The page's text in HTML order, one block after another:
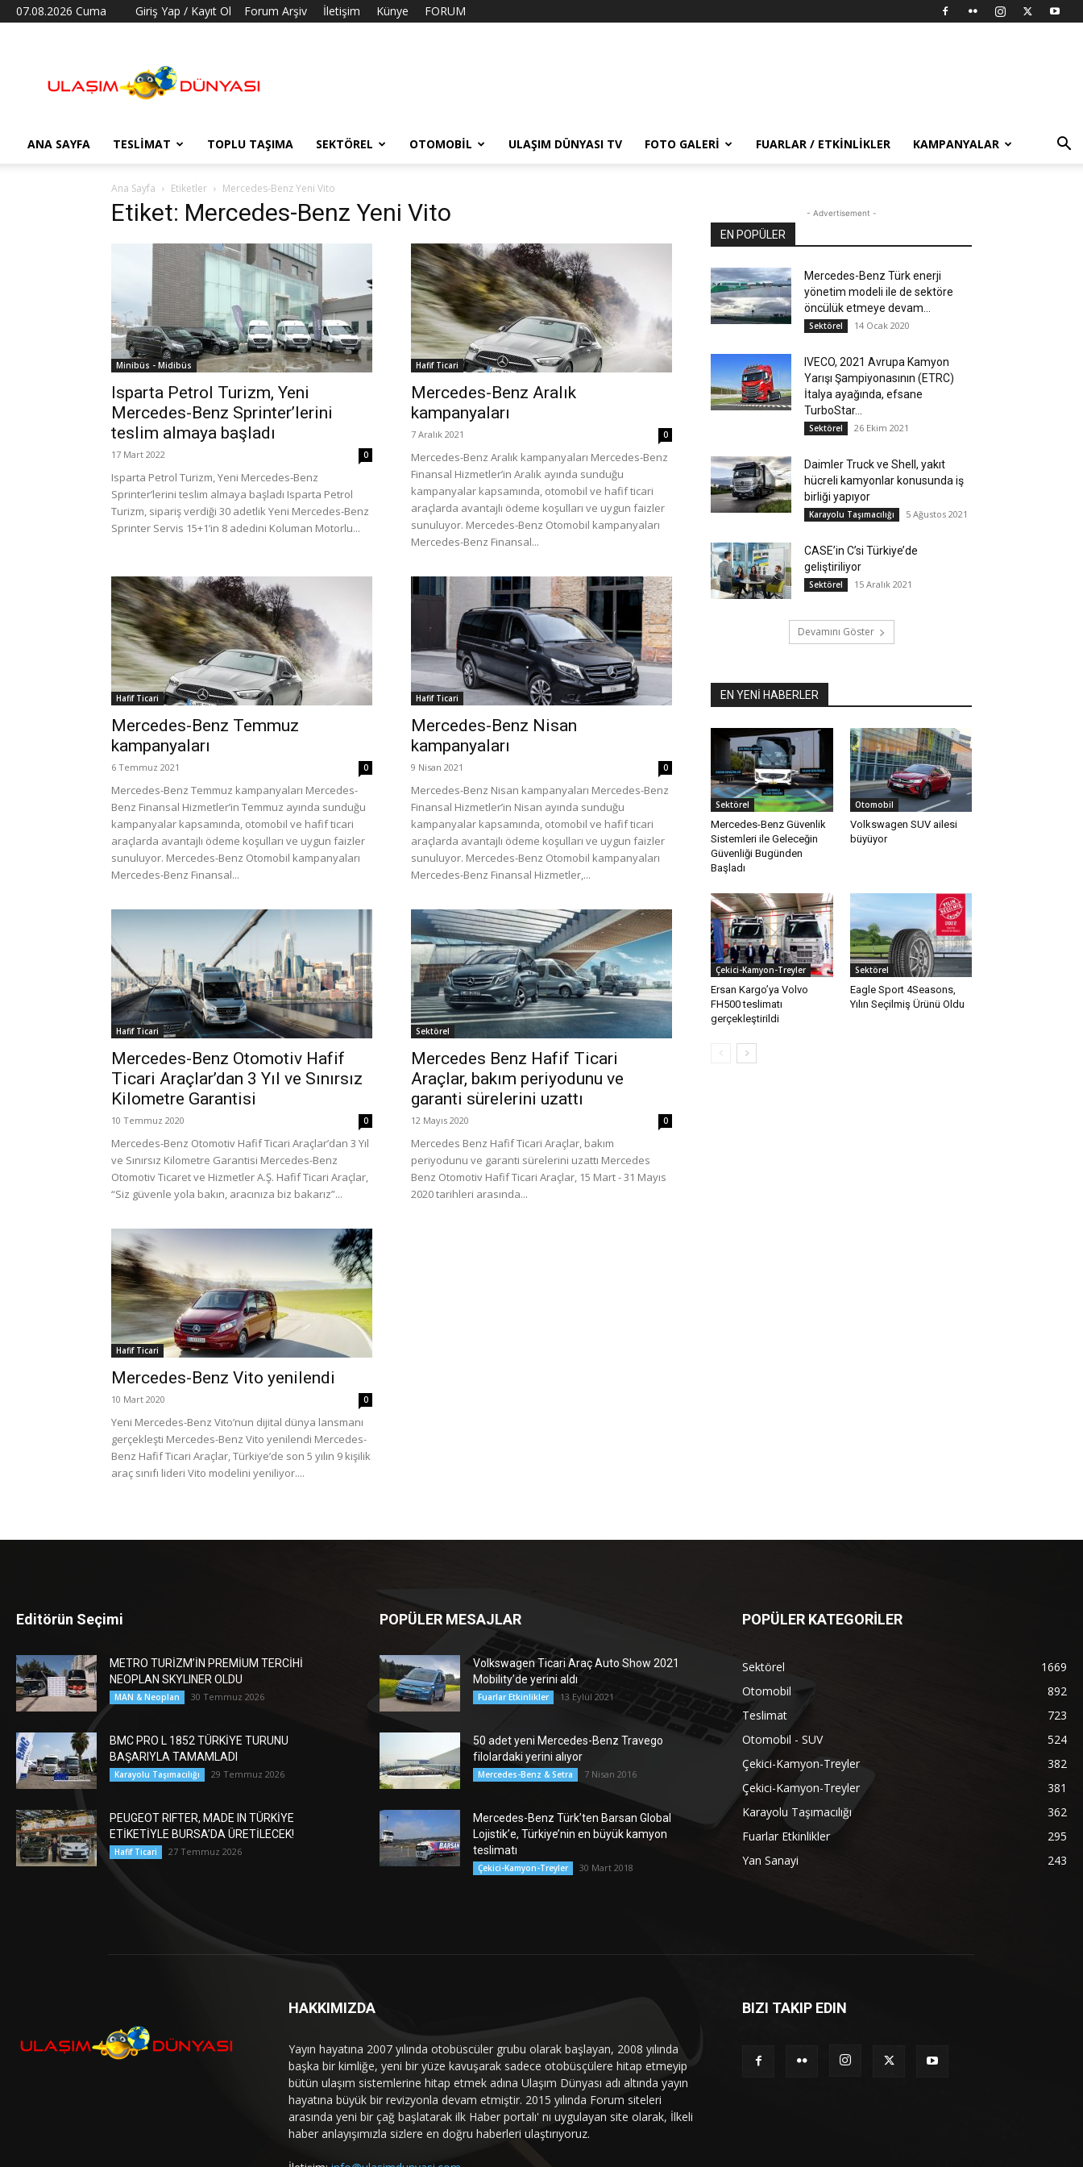
07.08.2026 Cuma Giriş Yap / Kayıt Ol Forum Arşiv İletişim Künye FORUM
Dünyası
ANA SAYFA TESLIMAT TOPLU TAŞIMA SEKTÖREL OTOMOBIL ULAŞIM DÜNYASI TV FOTO GALERI FUARLAR / ETKINLIKLER KAMPANYALAR
Ana Sayfa Etiketler Mercedes-Benz Yeni Vito
Etiket: Mercedes-Benz Yeni Vito
Minibüs - Midibüs
Isparta Petrol Turizm, Yeni
Mercedes-Benz Sprinter’lerini
teslim almaya başladı
17 Mart 2022 0
Isparta Petrol Turizm, Yeni Mercedes-Benz
Sprinter’lerini teslim almaya başladı Isparta Petrol
Turizm, sipariş verdiği 30 adetlik Yeni Mercedes-Benz
Sprinter Servis 15+1’in 8 adedini Koluman Motorlu...
Hafif Ticari
Mercedes-Benz Aralık
kampanyaları
7 Aralık 2021 0
Mercedes-Benz Aralık kampanyaları Mercedes-Benz
Finansal Hizmetler’in Aralık ayında sunduğu
kampanyalar kapsamında, otomobil ve hafif ticari
araçlarda avantajlı ödeme koşulları ve uygun faizler
sunuluyor. Mercedes-Benz Otomobil kampanyaları
Mercedes-Benz Finansal...
Hafif Ticari
Mercedes-Benz Temmuz
kampanyaları
6 Temmuz 2021 0
Mercedes-Benz Temmuz kampanyaları Mercedes-
Benz Finansal Hizmetler’in Temmuz ayında sunduğu
kampanyalar kapsamında, otomobil ve hafif ticari
araçlarda avantajlı ödeme koşulları ve uygun faizler
sunuluyor. Mercedes-Benz Otomobil kampanyaları
Mercedes-Benz Finansal...
Hafif Ticari
Mercedes-Benz Nisan
kampanyaları
9 Nisan 2021 0
Mercedes-Benz Nisan kampanyaları Mercedes-Benz
Finansal Hizmetler’in Nisan ayında sunduğu
kampanyalar kapsamında, otomobil ve hafif ticari
araçlarda avantajlı ödeme koşulları ve uygun faizler
sunuluyor. Mercedes-Benz Otomobil kampanyaları
Mercedes-Benz Finansal Hizmetler,...
Hafif Ticari
Mercedes-Benz Otomotiv Hafif
Ticari Araçlar’dan 3 Yıl ve Sınırsız
Kilometre Garantisi
10 Temmuz 2020 0
Mercedes-Benz Otomotiv Hafif Ticari Araçlar’dan 3 Yıl
ve Sınırsız Kilometre Garantisi Mercedes-Benz
Otomotiv Ticaret ve Hizmetler A.Ş. Hafif Ticari Araçlar,
“Siz güvenle yola bakın, aracınıza biz bakarız”...
Sektörel
Mercedes Benz Hafif Ticari
Araçlar, bakım periyodunu ve
garanti sürelerini uzattı
12 Mayıs 2020 0
Mercedes Benz Hafif Ticari Araçlar, bakım
periyodunu ve garanti sürelerini uzattı Mercedes
Benz Otomotiv Hafif Ticari Araçlar, 15 Mart - 31 Mayıs
2020 tarihleri arasında...
Hafif Ticari
Mercedes-Benz Vito yenilendi
10 Mart 2020 0
Yeni Mercedes-Benz Vito’nun dijital dünya lansmanı
gerçekleşti Mercedes-Benz Vito yenilendi Mercedes-
Benz Hafif Ticari Araçlar, Türkiye’de son 5 yılın 9 kişilik
araç sınıfı lideri Vito modelini yeniliyor....
- Advertisement -
EN POPÜLER
Mercedes-Benz Türk enerji
yönetim modeli ile de sektöre
öncülük etmeye devam...
Sektörel 14 Ocak 2020
IVECO, 2021 Avrupa Kamyon
Yarışı Şampiyonasının (ETRC)
İtalya ayağında, efsane
TurboStar...
Sektörel 26 Ekim 2021
Daimler Truck ve Shell, yakıt
hücreli kamyonlar konusunda iş
birliği yapıyor
Karayolu Taşımacılığı 5 Ağustos 2021
CASE’in C’si Türkiye’de
geliştiriliyor
Sektörel 15 Aralık 2021
Devamını Göster
EN YENİ HABERLER
Sektörel
Mercedes-Benz Güvenlik
Sistemleri ile Geleceğin
Güvenliği Bugünden
Başladı
Otomobil
Volkswagen SUV ailesi
büyüyor
Çekici-Kamyon-Treyler
Ersan Kargo’ya Volvo
FH500 teslimatı
gerçekleştirildi
Sektörel
Eagle Sport 4Seasons,
Yılın Seçilmiş Ürünü Oldu
Editörün Seçimi
METRO TURİZM’İN PREMİUM TERCİHİ
NEOPLAN SKYLINER OLDU
MAN & Neoplan 30 Temmuz 2026
BMC PRO L 1852 TÜRKİYE TURUNU
BAŞARIYLA TAMAMLADI
Karayolu Taşımacılığı 29 Temmuz 2026
PEUGEOT RIFTER, MADE IN TÜRKİYE
ETİKETİYLE BURSA’DA ÜRETİLECEK!
Hafif Ticari 27 Temmuz 2026
POPÜLER MESAJLAR
Volkswagen Ticari Araç Auto Show 2021
Mobility’de yerini aldı
Fuarlar Etkinlikler 13 Eylül 2021
50 adet yeni Mercedes-Benz Travego
filolardaki yerini alıyor
Mercedes-Benz & Setra 7 Nisan 2016
Mercedes-Benz Türk’ten Barsan Global
Lojistik’e, Türkiye’nin en büyük kamyon
teslimatı
Çekici-Kamyon-Treyler 30 Mart 2018
POPÜLER KATEGORİLER
Sektörel
1669
Otomobil
892
Teslimat
723
Otomobil - SUV
524
Çekici-Kamyon-Treyler
382
Çekici-Kamyon-Treyler
381
Karayolu Taşımacılığı
362
Fuarlar Etkinlikler
295
Yan Sanayi
243
HAKKIMIZDA
Yayın hayatına 2007 yılında otobüscüler grubu olarak başlayan, 2008 yılında
başka bir kimliğe, yeni bir yüze kavuşarak sadece otobüsçülere hitap etmeyip
bütün ulaşım sistemlerine hitap etmek adına Ulaşım Dünyası adı altında yayın
hayatına büyük bir revizyonla devam etmiştir. 2015 yılında Forum siteleri
arasında yeni bir çağ başlatarak ilk Haber portalı' nı uygulayan site olarak, İlkeli
haber anlayışımızla sizlere en doğru haberleri ulaştırıyoruz.
BIZI TAKIP EDIN